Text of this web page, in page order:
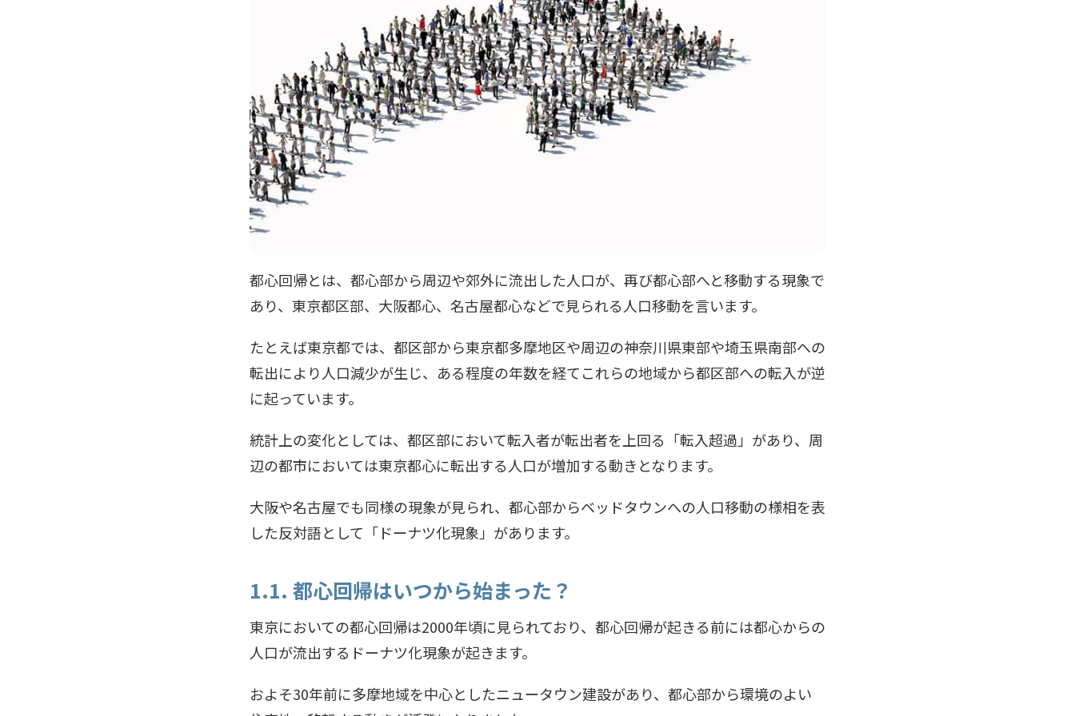
都心回帰とは、都心部から周辺や郊外に流出した人口が、再び都心部へと移動する現象で
あり、東京都区部、大阪都心、名古屋都心などで見られる人口移動を言います。
たとえば東京都では、都区部から東京都多摩地区や周辺の神奈川県東部や埼玉県南部への
転出により人口減少が生じ、ある程度の年数を経てこれらの地域から都区部への転入が逆
に起っています。
統計上の変化としては、都区部において転入者が転出者を上回る「転入超過」があり、周
辺の都市においては東京都心に転出する人口が増加する動きとなります。
大阪や名古屋でも同様の現象が見られ、都心部からベッドタウンへの人口移動の様相を表
した反対語として「ドーナツ化現象」があります。
1.1. 都心回帰はいつから始まった？
東京においての都心回帰は2000年頃に見られており、都心回帰が起きる前には都心からの
人口が流出するドーナツ化現象が起きます。
およそ30年前に多摩地域を中心としたニュータウン建設があり、都心部から環境のよい